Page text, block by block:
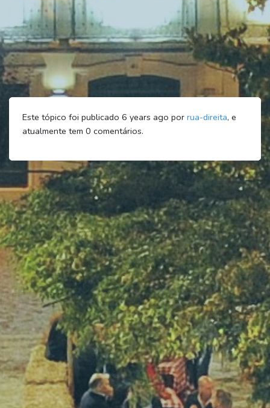
Este tópico foi publicado 6 years ago por rua-direita, e
atualmente tem 0 comentários.